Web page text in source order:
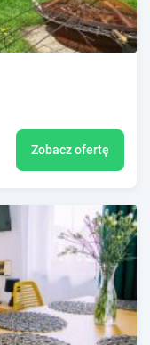
Zobacz ofertę